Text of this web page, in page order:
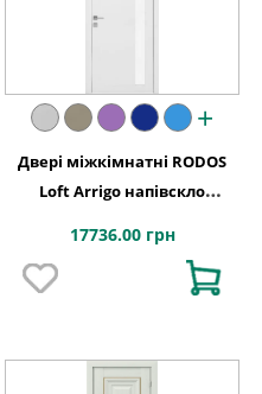
+
Двері міжкімнатні RODOS
Loft Arrigo напівскло
17736.00 грн